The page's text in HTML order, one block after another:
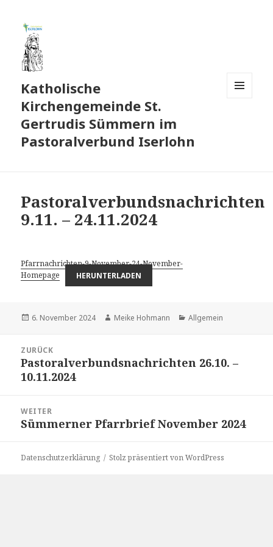
Katholische
Kirchengemeinde St.
Gertrudis Sümmern im
Pastoralverbund Iserlohn
Pastoralverbundsnachrichten
9.11. – 24.11.2024
Pfarrnachrichten-9-November-24-November-
Homepage
HERUNTERLADEN
Veröffentlicht
6. November 2024 Autor
Meike Hohmann Kategorien
Allgemein
ZURÜCK
Vorheriger
Beitrag:
Pastoralverbundsnachrichten 26.10. –
10.11.2024
WEITER
Nächster
Sümmerner Pfarrbrief November 2024
Datenschutzerklärung Stolz präsentiert von WordPress